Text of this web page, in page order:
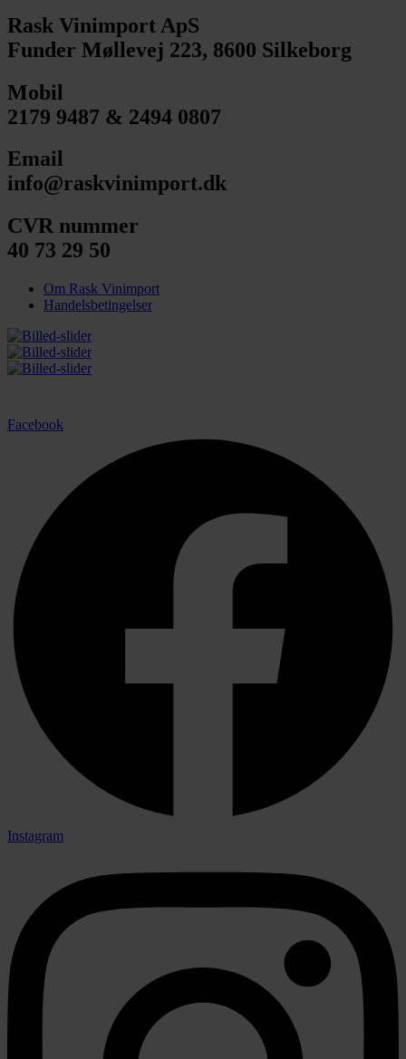
Rask Vinimport ApS
Funder Møllevej 223, 8600 Silkeborg
Mobil
2179 9487 & 2494 0807
Email
info@raskvinimport.dk
CVR nummer
40 73 29 50
Om Rask Vinimport
Handelsbetingelser
Facebook
Instagram